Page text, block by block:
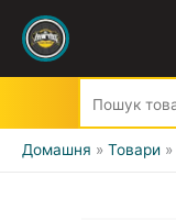
Домашня Товари